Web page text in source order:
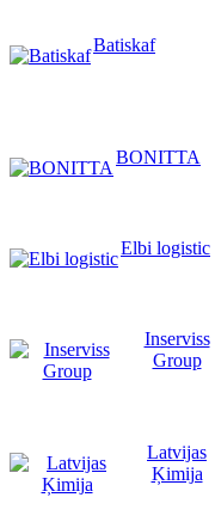
Batiskaf
BONITTA
Elbi logistic
Inserviss
Group
Latvijas
Ķimija